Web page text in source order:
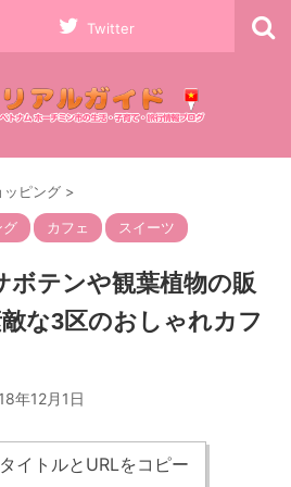
Twitter
ッピング >
グ カフェ スイーツ
ボテンや観葉植物の販
な3区のおしゃれカフ
年12月1日
イトルとURLをコピー